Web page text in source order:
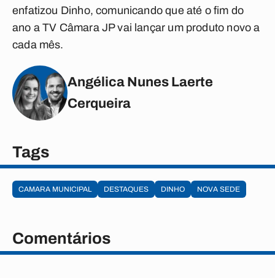
enfatizou Dinho, comunicando que até o fim do
ano a TV Câmara JP vai lançar um produto novo a
cada mês.
Angélica Nunes Laerte
Cerqueira
Tags
CAMARA MUNICIPAL DESTAQUES DINHO NOVA SEDE
Comentários